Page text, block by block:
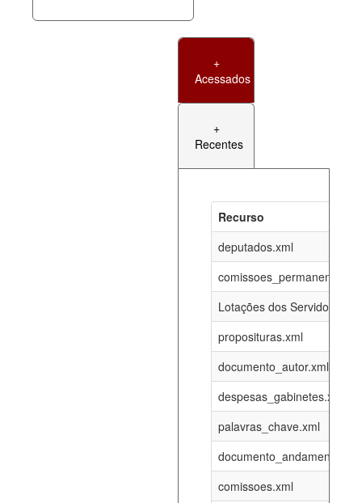
+
Acessados
+
Recentes
Recurso
deputados.xml
Lotações dos Servidores
proposituras.xml
documento_autor.xml
despesas_gabinetes.xml
palavras_chave.xml
documento_andamento.xml
comissoes.xml
documento_andamento_atual.xml
07-08-
funcionarios_lotacoes.xml
funcionarios_cargos.xml 12-05-
07-08-